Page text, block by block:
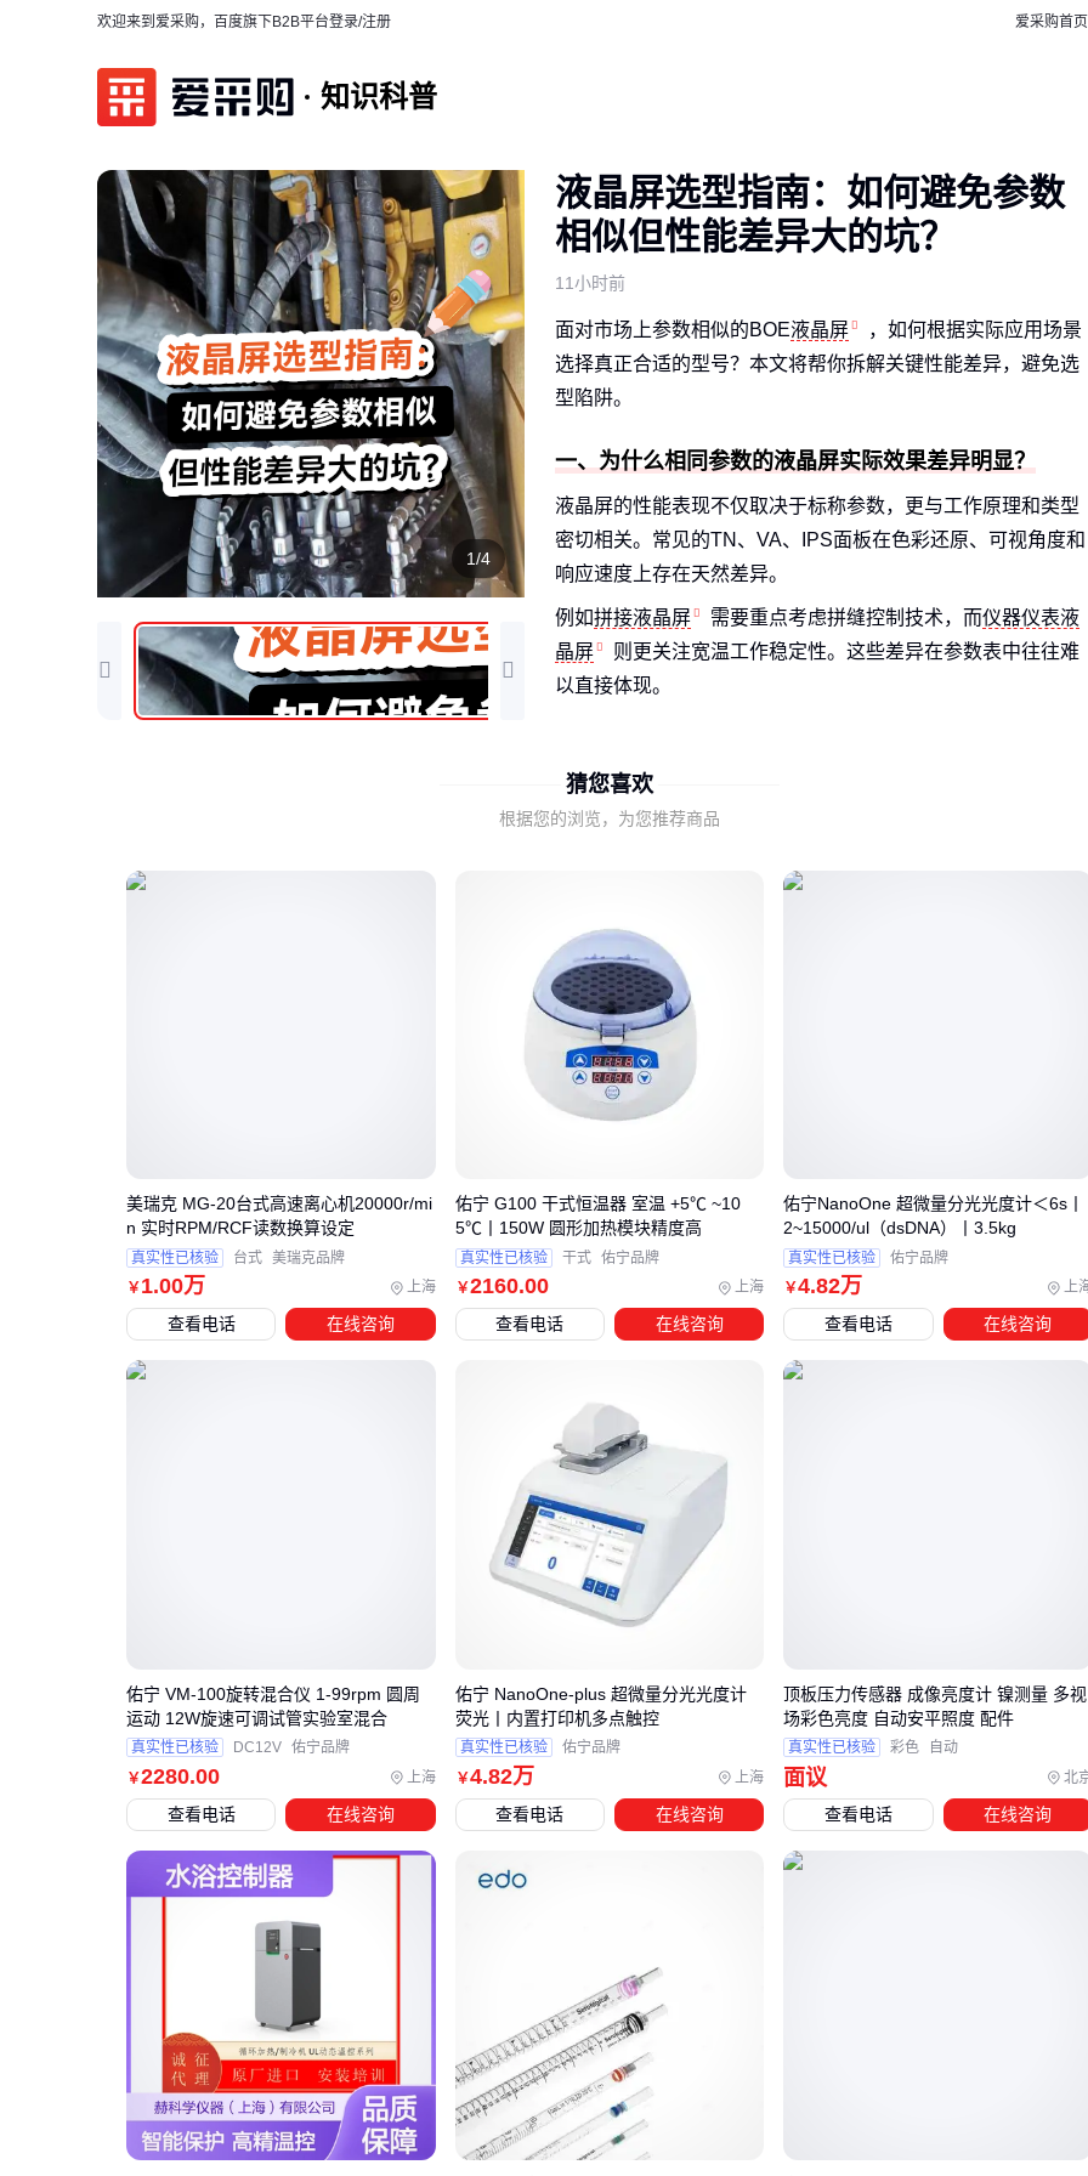
欢迎来到爱采购，百度旗下B2B平台登录/注册 爱采购首页
知识科普
1/4
液晶屏选型指南：如何避免参数
相似但性能差异大的坑？
11小时前
面对市场上参数相似的BOE液晶屏
，如何根据实际应用场景
选择真正合适的型号？本文将帮你拆解关键性能差异，避免选
型陷阱。
一、为什么相同参数的液晶屏实际效果差异明显？
液晶屏的性能表现不仅取决于标称参数，更与工作原理和类型
密切相关。常见的TN、VA、IPS面板在色彩还原、可视角度和
响应速度上存在天然差异。
例如拼接液晶屏 需要重点考虑拼缝控制技术，而仪器仪表液
晶屏
则更关注宽温工作稳定性。这些差异在参数表中往往难
以直接体现。
二、哪些隐藏指标决定了液晶屏的实际表现？
亮度均匀性和色域覆盖度是容易被忽略的关键指标。标称亮度
在需要多屏协作的场景如拼接液晶屏方案中，这些差异会被进
一步放大。而条形液晶屏
驱动方案支持。
选择时不仅要看峰值参数，更要关注参数在整个屏幕表面和全
色域范围内的稳定性表现。
选择BOE液晶屏时，参数表上的相似性往往掩盖了实际性能的
差异。关键在于先明确使用场景的核心需求，再匹配对应的性
能指标。以下是典型场景的选型逻辑：
车载显示：需优先考虑宽温适应性、抗振动性和阳光下可视
性，而非单纯追求高分辨率。
性，LVDS接口比MIPI更可靠。
医疗设备：色彩还原精度和低蓝光特性比响应速度更重要。
车载场景中，12.3寸等大尺寸屏需要更高亮度和更广视角来应
对多变光线环境，而7寸以下小屏则更注重抗震设计。宽温型液
晶屏能耐受极端温度波动，避免冬季启动延迟或夏季显示异
常。
亮度并非越高越好，超过1000cd/m²可能带来功耗和散热问题
雾面处理能有效减少反光干扰
自动亮度调节功能可平衡能效与可视性
工业场景下，触摸功能是否必要取决于人机交互频率。频繁操
作场合建议选择表面硬度更高的电容屏，而单纯状态监控则可
四、选完液晶屏后，这些配套设备你考虑了吗？
液晶屏作为核心显示部件，其实际性能表现往往依赖于配套设
备的适配性。许多用户在采购后才发现，同样的液晶屏搭配不
同驱动板或背光模组时，显示效果和稳定性差异明显。这要求
我们在选型阶段就提前规划配套方案。
猜您喜欢
根据您的浏览，为您推荐商品
￥ 1.00万 上海
美瑞克 MG-20台式高速离心机20000r/mi
n 实时RPM/RCF读数换算设定
真实性已核验 台式 美瑞克品牌
查看电话 在线咨询
￥2160.00 上海
佑宁 G100 干式恒温器 室温 +5℃ ~10
5℃丨150W 圆形加热模块精度高
真实性已核验 干式 佑宁品牌
查看电话 在线咨询
￥4.82万 上
佑宁NanoOne 超微量分光光度计＜6s丨
2~15000/ul（dsDNA）丨3.5kg
真实性已核验 佑宁品牌
查看电话 在线咨询
￥2280.00 上海
佑宁 VM-100旋转混合仪 1-99rpm 圆周
运动 12W旋速可调试管实验室混合
真实性已核验 DC12V 佑宁品牌
查看电话 在线咨询
￥4.82万 上海
佑宁 NanoOne-plus 超微量分光光度计
荧光丨内置打印机多点触控
真实性已核验 佑宁品牌
查看电话 在线咨询
面议 北
顶板压力传感器 成像亮度计 镍测量 多视
场彩色亮度 自动安平照度 配件
真实性已核验 彩色 自动
查看电话 在线咨询